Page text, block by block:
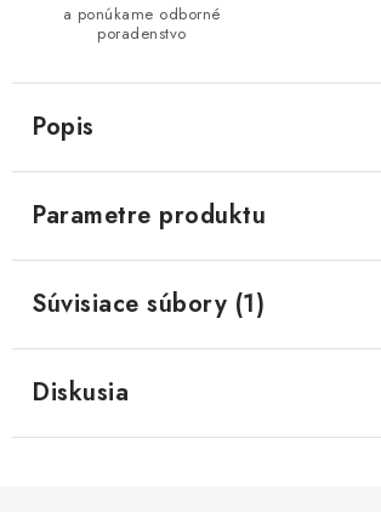
a ponúkame odborné
poradenstvo
Popis
Parametre produktu
Súvisiace súbory (1)
Diskusia